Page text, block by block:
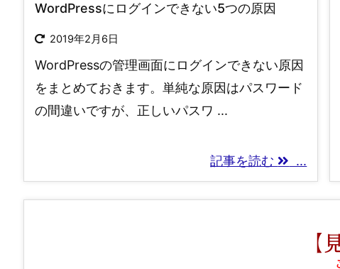
WordPressにログインできない5つの原因
2019年2月6日
WordPressの管理画面にログインできない原因
をまとめておきます。単純な原因はパスワード
の間違いですが、正しいパスワ ...
記事を読む ...